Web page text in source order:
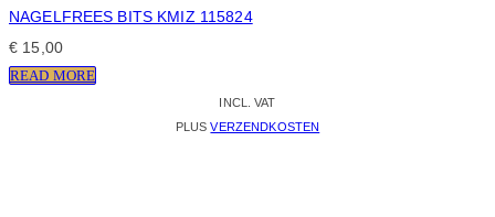
NAGELFREES BITS KMIZ 115824
€ 15,00
READ MORE
INCL. VAT
PLUSVERZENDKOSTEN